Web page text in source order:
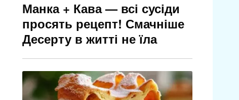
Манка + Кава — всі сусіди
просять рецепт! Смачніше
Десерту в житті не їла